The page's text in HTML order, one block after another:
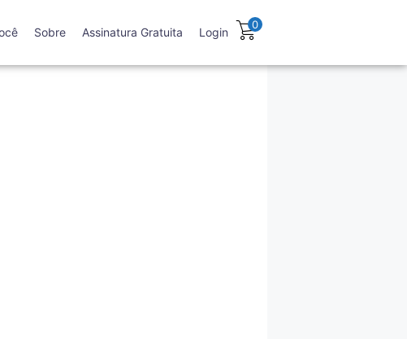
Sobre Assinatura Gratuita Login
0